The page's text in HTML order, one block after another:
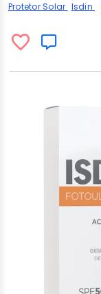
Protetor Solar Isdin